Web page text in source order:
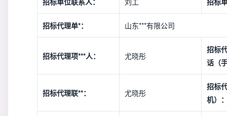
招标代理单*： 山东***有限公司
招标代理项***人： 尤晓彤
招标
话（
招标代理联**： 尤晓彤
招标
机）